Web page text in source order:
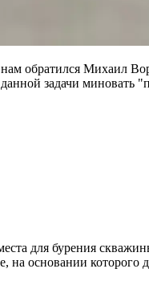
обратился Михаил
задачи
для бурения
основании